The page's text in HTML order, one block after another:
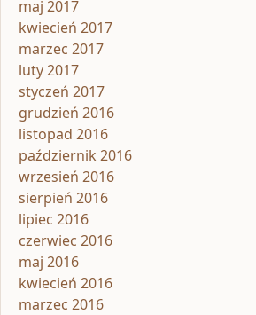
maj 2017
kwiecień 2017
marzec 2017
luty 2017
styczeń 2017
grudzień 2016
listopad 2016
październik 2016
wrzesień 2016
sierpień 2016
lipiec 2016
czerwiec 2016
maj 2016
kwiecień 2016
marzec 2016